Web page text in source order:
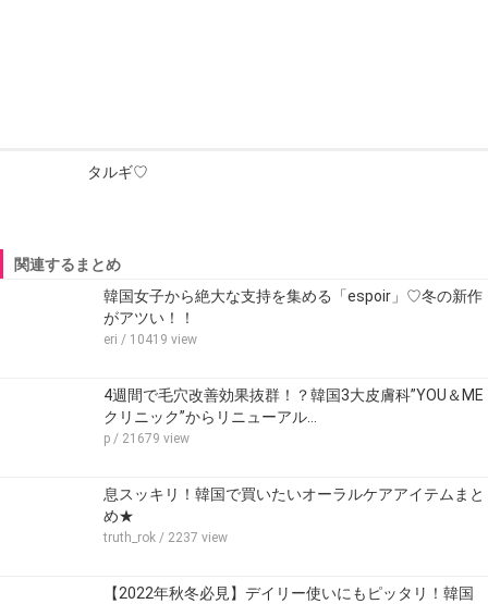
タルギ♡
関連するまとめ
韓国女子から絶大な支持を集める「espoir」♡冬の新作
がアツい！！
eri / 10419 view
4週間で毛穴改善効果抜群！？韓国3大皮膚科”YOU＆ME
クリニック”からリニューアル…
p / 21679 view
息スッキリ！韓国で買いたいオーラルケアアイテムまと
め★
truth_rok / 2237 view
【2022年秋冬必見】デイリー使いにもピッタリ！韓国